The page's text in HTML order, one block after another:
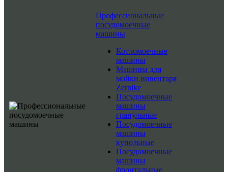
Профессиональные
посудомоечные
машины
Котломоечные
машины
Машины для
мойки инвентаря
Zernike
Посудомоечные
машины
гранульные
Посудомоечные
машины
купольные
Посудомоечные
машины
фронтальные